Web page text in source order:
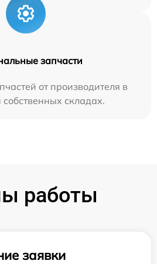
запчасти
от производителя в
складах.
работы
заявки